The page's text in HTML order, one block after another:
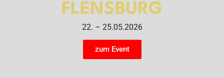
FLENSBURG
22. – 25.05.2026
zum Event